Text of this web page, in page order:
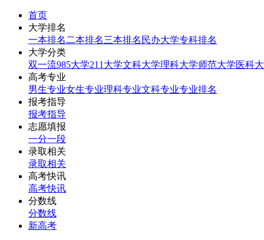
首页
大学排名
一本排名 二本排名三本排名 民办大学专科排名
大学分类
双一流985大学211大学文科大学理科大学师范大学医科
高考专业
男生专业女生专业理科专业文科专业专业排名
报考指导
报考指导
志愿填报
一分一段
录取相关
录取相关
高考快讯
高考快讯
分数线
分数线
新高考